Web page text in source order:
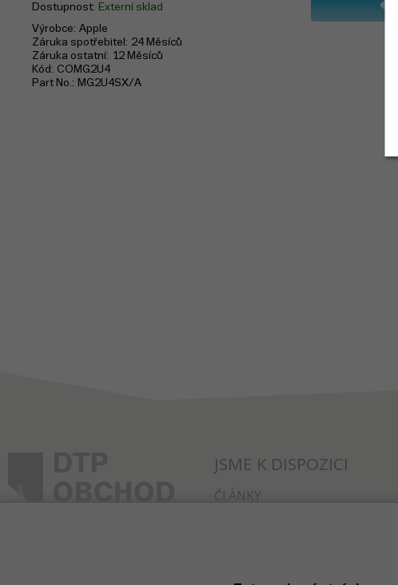
Dostupnost Externí sklad
Výrobce Apple
Záruka spotřebitel
24 Měsíců
Záruka ostatní 12 Měsíců
Kód
COMG2U4
Part No.
MG2U4SX/A
JSME K DISPOZICI
ČLÁNKY